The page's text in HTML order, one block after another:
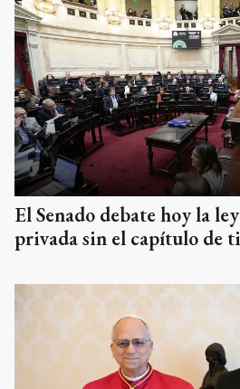
El Senado debate hoy la
privada sin el capítulo de